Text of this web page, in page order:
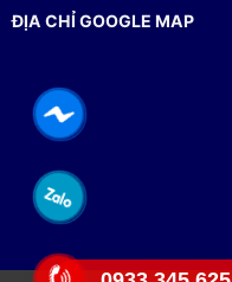
ĐỊA CHỈ GOOGLE MAP